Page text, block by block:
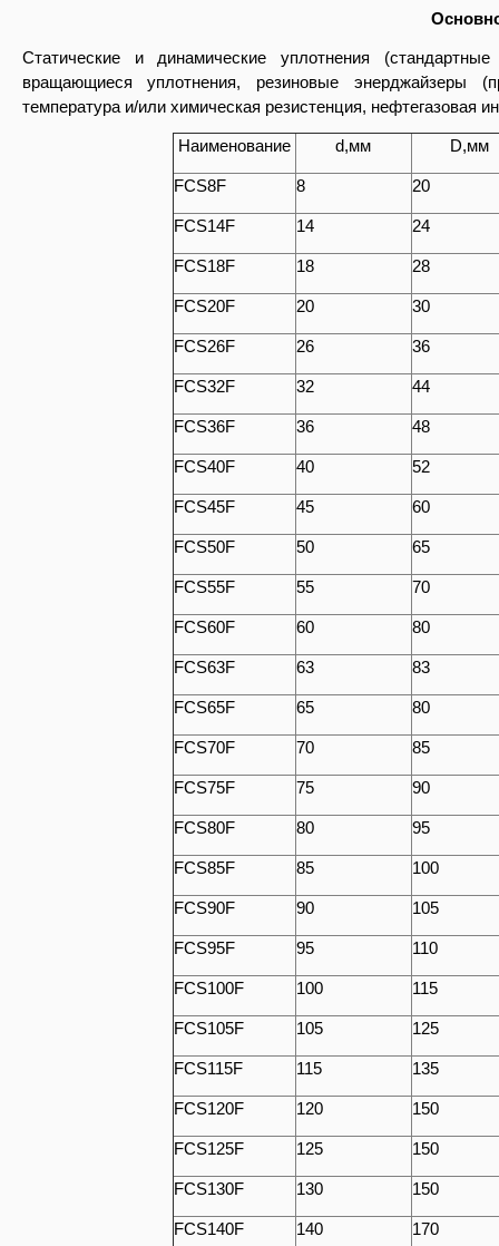
Статические и динамические уплотнения
вращающиеся уплотнения, резиновые энерджайзеры
температура и/или химическая резистенция, нефтегазовая
Наименование d,мм D,мм
FCS8F 8 20
FCS14F 14 24
FCS18F 18 28
FCS20F 20 30
FCS26F 26 36
FCS32F 32 44
FCS36F 36 48
FCS40F 40 52
FCS45F 45 60
FCS50F 50 65
FCS55F 55 70
FCS60F 60 80
FCS63F 63 83
FCS65F 65 80
FCS70F 70 85
FCS75F 75 90
FCS80F 80 95
FCS85F 85 100
FCS90F 90 105
FCS95F 95 110
FCS100F 100 115
FCS105F 105 125
FCS115F 115 135
FCS120F 120 150
FCS125F 125 150
FCS130F 130 150
FCS140F 140 170